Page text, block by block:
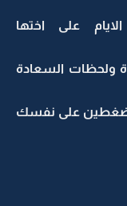
على اختها
ولحظات السعادة
على نفسك